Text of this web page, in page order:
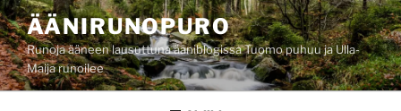
Siirry
sisältöönÄÄNIRUNOPURO
Runoja ääneen lausuttuna ääniblogissa Tuomo puhuu ja Ulla-
Maija runoilee